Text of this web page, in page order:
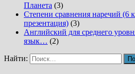
Планета (3)
Степени сравнения наречий (6
презентация) (3)
Английский для среднего
язык… (2)
Найти: